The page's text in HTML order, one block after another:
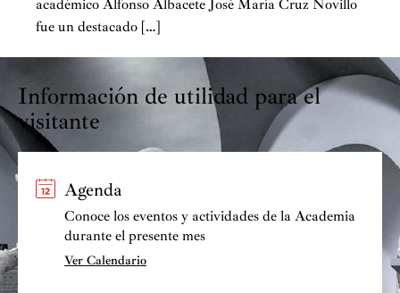
académico Alfonso Albacete José María Cruz Novillo
fue un destacado […]
Información de utilidad para el
visitante
Agenda
Conoce los eventos y actividades de la Academia
durante el presente mes
Ver Calendario